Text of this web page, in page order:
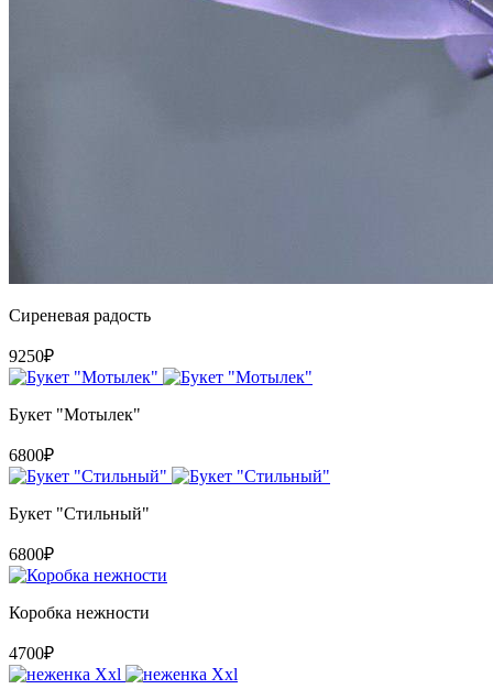
Сиреневая радость
9250₽
Букет "Мотылек"
6800₽
Букет "Стильный"
6800₽
Коробка нежности
4700₽